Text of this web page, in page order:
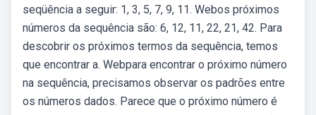
seqüência a seguir: 1, 3, 5, 7, 9, 11. Webos próximos
números da sequência são: 6, 12, 11, 22, 21, 42. Para
descobrir os próximos termos da sequência, temos
que encontrar a. Webpara encontrar o próximo número
na sequência, precisamos observar os padrões entre
os números dados. Parece que o próximo número é